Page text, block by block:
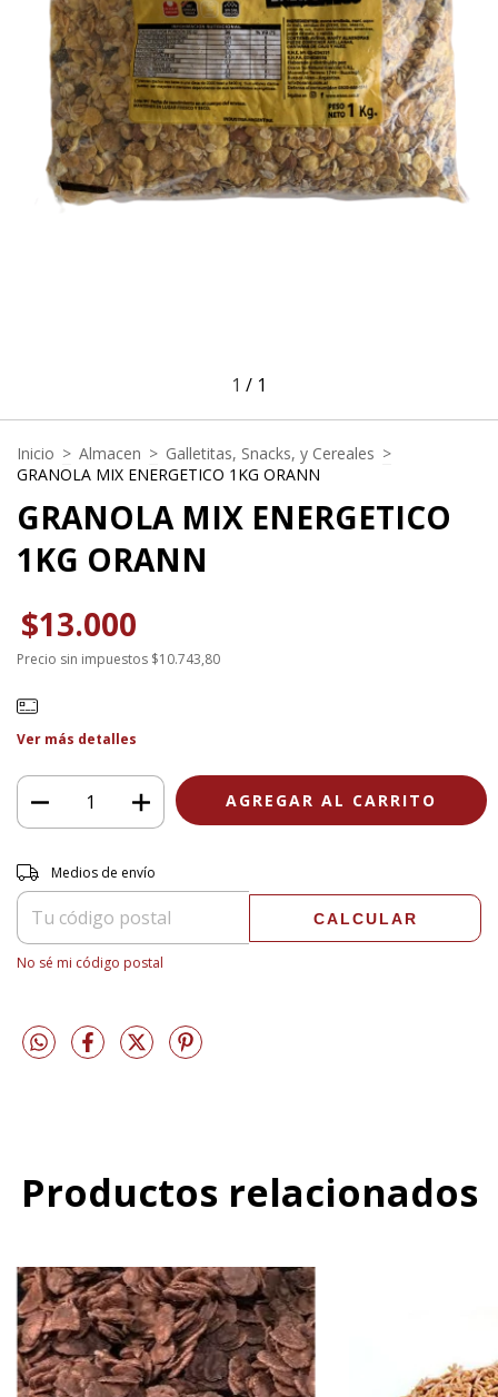
1 / 1
Inicio > Almacen > Galletitas, Snacks, y Cereales >
GRANOLA MIX ENERGETICO 1KG ORANN
GRANOLA MIX ENERGETICO
1KG ORANN
$13.000
Precio sin impuestos $10.743,80
Ver más detalles
Entregas para el CP:
Medios de envío
CALCULAR
No sé mi código postal
Productos relacionados